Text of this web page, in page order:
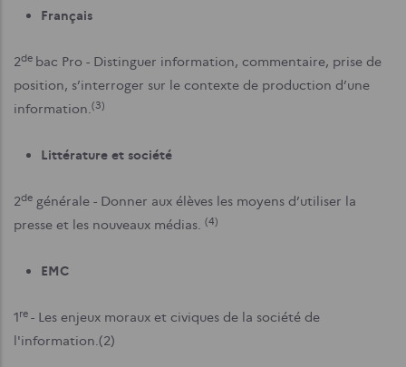
Français
2de bac Pro - Distinguer information, commentaire, prise de
position, s’interroger sur le contexte de production d’une
information.(3)
Littérature et société
2de générale - Donner aux élèves les moyens d’utiliser la
presse et les nouveaux médias. (4)
EMC
1re - Les enjeux moraux et civiques de la société de
l'information.(2)